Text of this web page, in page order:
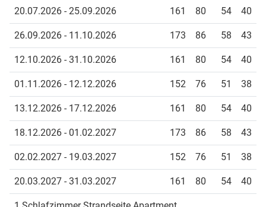
20.07.2026 - 25.09.2026 161 80 54 40
26.09.2026 - 11.10.2026 173 86 58 43
12.10.2026 - 31.10.2026 161 80 54 40
01.11.2026 - 12.12.2026 152 76 51 38
13.12.2026 - 17.12.2026 161 80 54 40
18.12.2026 - 01.02.2027 173 86 58 43
02.02.2027 - 19.03.2027 152 76 51 38
20.03.2027 - 31.03.2027 161 80 54 40